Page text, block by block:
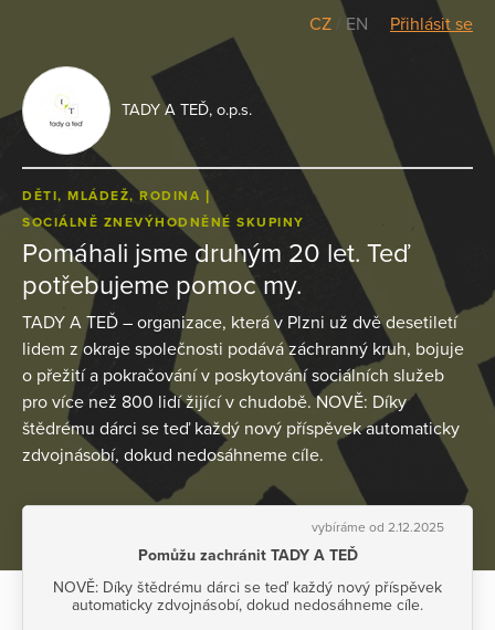
CZ / EN Přihlásit se
TADY A TEĎ, o.p.s.
DĚTI, MLÁDEŽ, RODINA
SOCIÁLNĚ ZNEVÝHODNĚNÉ SKUPINY
Pomáhali jsme druhým 20 let. Teď
potřebujeme pomoc my.
TADY A TEĎ – organizace, která v Plzni už dvě desetiletí
lidem z okraje společnosti podává záchranný kruh, bojuje
o přežití a pokračování v poskytování sociálních služeb
pro více než 800 lidí žijící v chudobě. NOVĚ: Díky
štědrému dárci se teď každý nový příspěvek automaticky
zdvojnásobí, dokud nedosáhneme cíle.
vybíráme od 2.12.2025
Pomůžu zachránit TADY A TEĎ
NOVĚ: Díky štědrému dárci se teď každý nový příspěvek
automaticky zdvojnásobí, dokud nedosáhneme cíle.